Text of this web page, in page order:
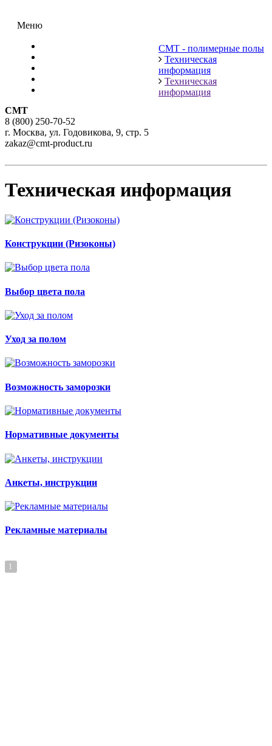
Меню
СМТ - полимерные полы
Техническая
информация
Техническая
информация
СМТ
8 (800) 250-70-52
г. Москва, ул. Годовикова, 9, стр. 5
zakaz@cmt-product.ru
Техническая информация
Конструкции (Ризоконы)
Выбор цвета пола
Уход за полом
Возможность заморозки
Нормативные документы
Анкеты, инструкции
Рекламные материалы
1